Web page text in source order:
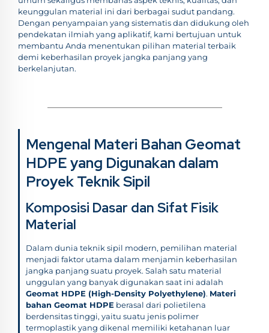
keunggulan material ini dari berbagai sudut pandang.
Dengan penyampaian yang sistematis dan didukung oleh
pendekatan ilmiah yang aplikatif, kami bertujuan untuk
membantu Anda menentukan pilihan material terbaik
demi keberhasilan proyek jangka panjang yang
berkelanjutan.
Mengenal Materi Bahan Geomat
HDPE yang Digunakan dalam
Proyek Teknik Sipil
Komposisi Dasar dan Sifat Fisik
Material
Dalam dunia teknik sipil modern, pemilihan material
menjadi faktor utama dalam menjamin keberhasilan
jangka panjang suatu proyek. Salah satu material
unggulan yang banyak digunakan saat ini adalah
Geomat HDPE (High-Density Polyethylene). Materi
bahan Geomat HDPE berasal dari polietilena
berdensitas tinggi, yaitu suatu jenis polimer
termoplastik yang dikenal memiliki ketahanan luar